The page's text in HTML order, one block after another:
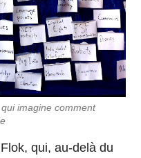
imagine comment
qui, au-delà du